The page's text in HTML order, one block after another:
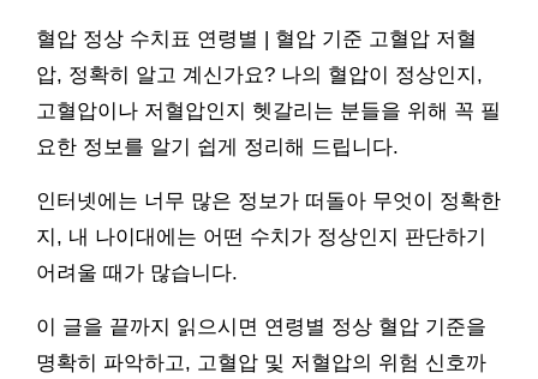
혈압 정상 수치표 연령별 | 혈압 기준 고혈압 저혈
압, 정확히 알고 계신가요? 나의 혈압이 정상인지,
고혈압이나 저혈압인지 헷갈리는 분들을 위해 꼭 필
요한 정보를 알기 쉽게 정리해 드립니다.
인터넷에는 너무 많은 정보가 떠돌아 무엇이 정확한
지, 내 나이대에는 어떤 수치가 정상인지 판단하기
어려울 때가 많습니다.
이 글을 끝까지 읽으시면 연령별 정상 혈압 기준을
명확히 파악하고, 고혈압 및 저혈압의 위험 신호까